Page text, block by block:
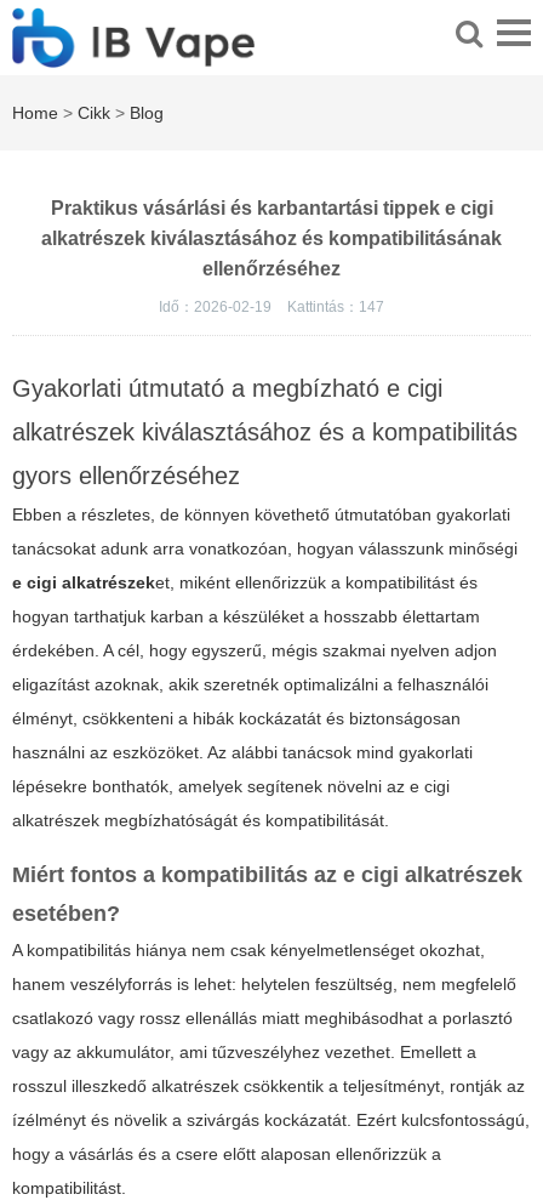
Home > Cikk > Blog
Praktikus vásárlási és karbantartási tippek e cigi
alkatrészek kiválasztásához és kompatibilitásának
ellenőrzéséhez
Idő：2026-02-19 Kattintás： 147
Gyakorlati útmutató a megbízható e cigi
alkatrészek kiválasztásához és a kompatibilitás
gyors ellenőrzéséhez
Ebben a részletes, de könnyen követhető útmutatóban gyakorlati
tanácsokat adunk arra vonatkozóan, hogyan válasszunk minőségi
e cigi alkatrészeket, miként ellenőrizzük a kompatibilitást és
hogyan tarthatjuk karban a készüléket a hosszabb élettartam
érdekében. A cél, hogy egyszerű, mégis szakmai nyelven adjon
eligazítást azoknak, akik szeretnék optimalizálni a felhasználói
élményt, csökkenteni a hibák kockázatát és biztonságosan
használni az eszközöket. Az alábbi tanácsok mind gyakorlati
lépésekre bonthatók, amelyek segítenek növelni az e cigi
alkatrészek megbízhatóságát és kompatibilitását.
Miért fontos a kompatibilitás az e cigi alkatrészek
esetében?
A kompatibilitás hiánya nem csak kényelmetlenséget okozhat,
hanem veszélyforrás is lehet: helytelen feszültség, nem megfelelő
csatlakozó vagy rossz ellenállás miatt meghibásodhat a porlasztó
vagy az akkumulátor, ami tűzveszélyhez vezethet. Emellett a
rosszul illeszkedő alkatrészek csökkentik a teljesítményt, rontják az
ízélményt és növelik a szivárgás kockázatát. Ezért kulcsfontosságú,
hogy a vásárlás és a csere előtt alaposan ellenőrizzük a
kompatibilitást.